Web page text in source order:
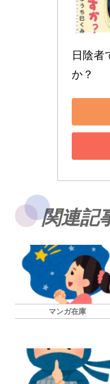
日陰者
か？
関連記
マンガ在庫